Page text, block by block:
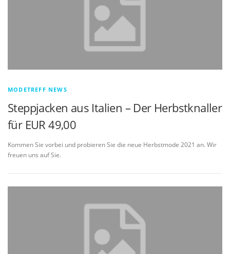
MODETREFF NEWS
Steppjacken aus Italien – Der Herbstknaller
für EUR 49,00
Kommen Sie vorbei und probieren Sie die neue Herbstmode 2021 an. Wir
freuen uns auf Sie.